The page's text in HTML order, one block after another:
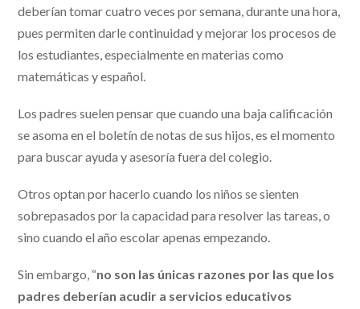
deberían tomar cuatro veces por semana, durante una hora,
pues permiten darle continuidad y mejorar los procesos de
los estudiantes, especialmente en materias como
matemáticas y español.
Los padres suelen pensar que cuando una baja calificación
se asoma en el boletín de notas de sus hijos, es el momento
para buscar ayuda y asesoría fuera del colegio.
Otros optan por hacerlo cuando los niños se sienten
sobrepasados por la capacidad para resolver las tareas, o
sino cuando el año escolar apenas empezando.
Sin embargo, “no son las únicas razones por las que los
padres deberían acudir a servicios educativos